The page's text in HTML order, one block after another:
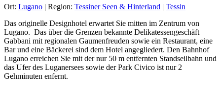
Ort: Lugano | Region: Tessiner Seen & Hinterland | Tessin
Das originelle Designhotel erwartet Sie mitten im Zentrum von
Lugano. Das über die Grenzen bekannte Delikatessengeschäft
Gabbani mit regionalen Gaumenfreuden sowie ein Restaurant, eine
Bar und eine Bäckerei sind dem Hotel angegliedert. Den Bahnhof
Lugano erreichen Sie mit der nur 50 m entfernten Standseilbahn und
das Ufer des Luganersees sowie der Park Civico ist nur 2
Gehminuten enfernt.